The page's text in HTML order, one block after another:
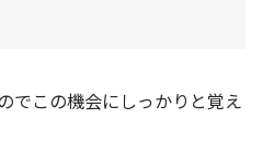
でこの機会にしっかりと覚え